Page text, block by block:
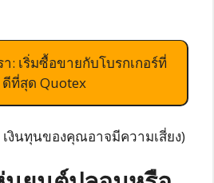
า: เริ่มซื้อขายกับโบรกเกอร์ที่
ดีที่สุด Quotex
เงินทุนของคุณอาจมีความเสี่ยง)